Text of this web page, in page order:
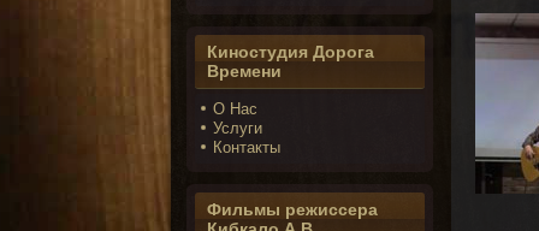
Киностудия Дорога
Времени
О Нас
Услуги
Контакты
Фильмы режиссера